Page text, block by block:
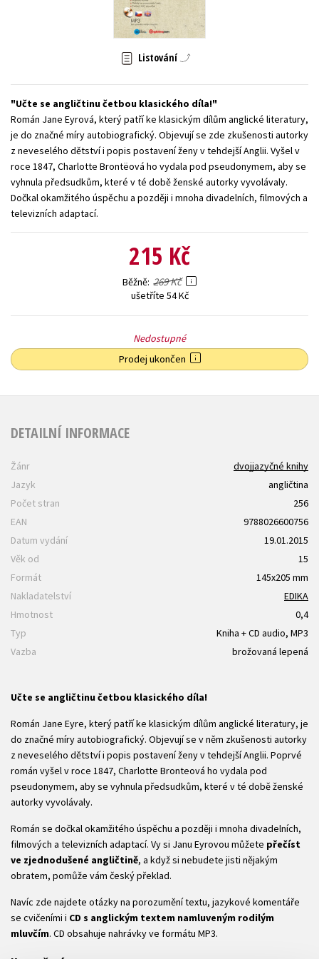
Zahraniční literatura
Všechny tituly
Listování
Učte se angličtinu četbou klasického díla!
Román Jane Eyrová, který patří ke klasickým dílům anglické literatury,
je do značné míry autobiografický. Objevují se zde zkušenosti autorky
z neveselého dětství i popis postavení ženy v tehdejší Anglii. Vyšel v
roce 1847, Charlotte Brontëová ho vydala pod pseudonymem, aby se
vyhnula předsudkům, které v té době ženské autorky vyvolávaly.
Dočkal okamžitého úspěchu a později i mnoha divadelních, filmových a
televizních adaptací.
215 Kč
Běžně 269 Kč
ušetříte 54 Kč
Nedostupné
Prodej ukončen
DETAILNÍ INFORMACE
Žánr
dvojjazyčné knihy
Jazyk
angličtina
Počet stran
256
EAN
9788026600756
Datum vydání
19.01.2015
Věk od
15
Formát
145x205 mm
Nakladatelství
EDIKA
Hmotnost
0,4
Typ
Kniha + CD audio, MP3
Vazba
brožovaná lepená
Učte se angličtinu četbou klasického díla!
Román Jane Eyre, který patří ke klasickým dílům anglické literatury, je
do značné míry autobiografický. Objevují se v něm zkušenosti autorky
z neveselého dětství i popis postavení ženy v tehdejší Anglii. Poprvé
román vyšel v roce 1847, Charlotte Bronteová ho vydala pod
pseudonymem, aby se vyhnula předsudkům, které v té době ženské
autorky vyvolávaly.
Román se dočkal okamžitého úspěchu a později i mnoha divadelních,
filmových a televizních adaptací. Vy si Janu Eyrovou můžete přečíst
ve zjednodušené angličtině, a když si nebudete jisti nějakým
obratem, pomůže vám český překlad.
Navíc zde najdete otázky na porozumění textu, jazykové komentáře
se cvičeními i CD s anglickým textem namluveným rodilým
mluvčím. CD obsahuje nahrávky ve formátu MP3.